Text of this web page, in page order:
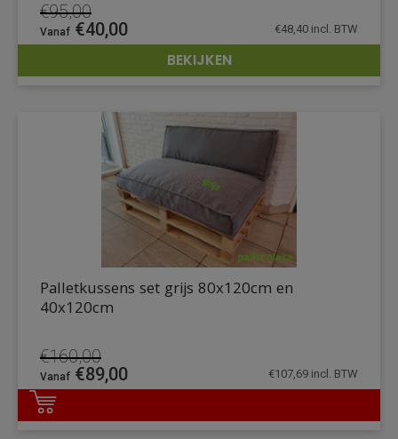
DETAILS
€95,00
Oorspronkelijke
prijs
€95,00.
€40,00Huidige
prijs
€40,00.
€48,40 incl. BTW
BEKIJKEN
DETAILS
Palletkussens set grijs 80x120cm en
40x120cm
€160,00
Oorspronkelijke
prijs
was:
€160,00.
€89,00Huidige
prijs
€89,00.
€107,69 incl. BTW